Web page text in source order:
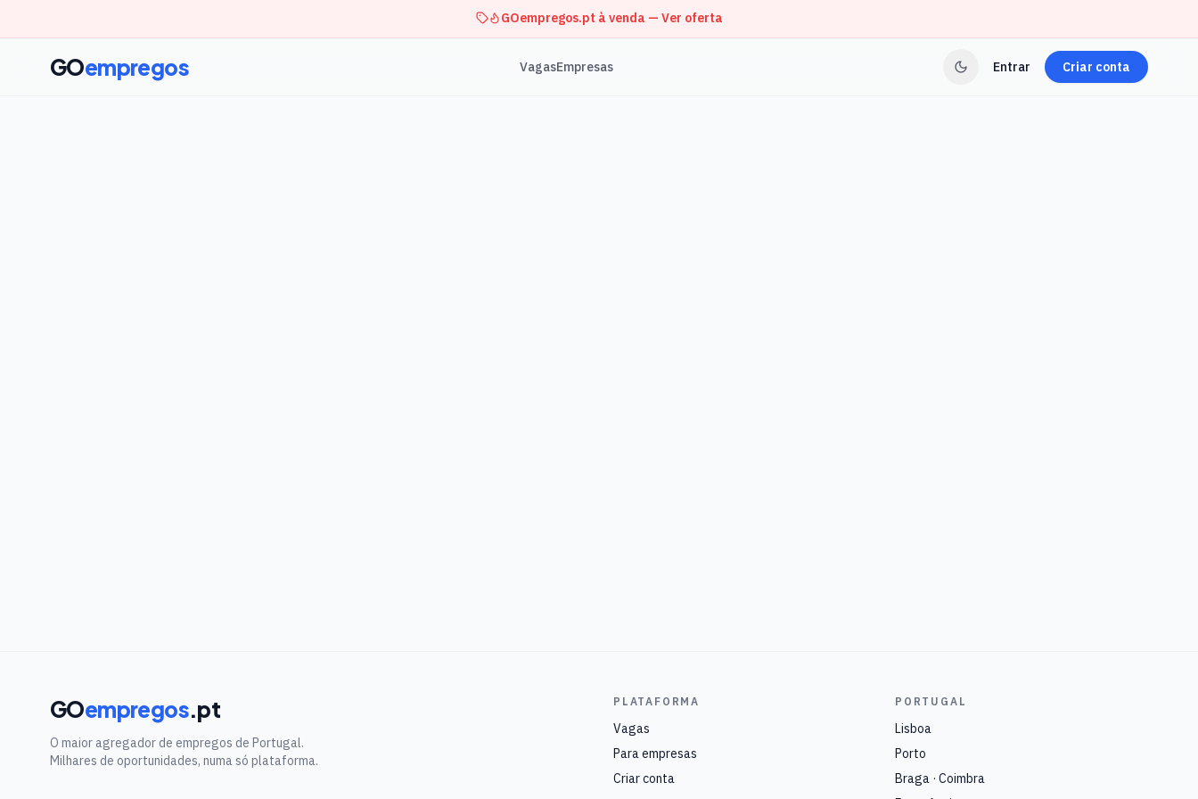
GOempregos.pt à venda — Ver oferta
GOempregos VagasEmpresas Entrar Criar conta
GOempregos.pt
O maior agregador de empregos de Portugal.
Milhares de oportunidades, numa só plataforma.
PLATAFORMA
Vagas
Para empresas
Criar conta
PORTUGAL
Lisboa
Porto
Braga · Coimbra